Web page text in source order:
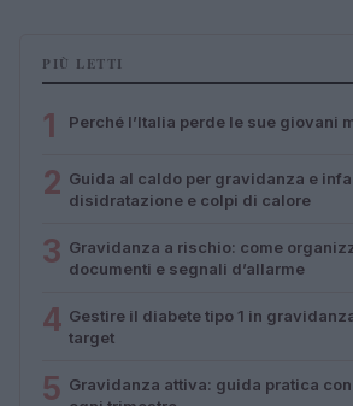
PIÙ LETTI
1 Perché l’Italia perde le sue giovani
2 Guida al caldo per gravidanza e
disidratazione e colpi di calore
3 Gravidanza a rischio: come
documenti e segnali d’allarme
4 Gestire il diabete tipo 1 in
target
5 Gravidanza attiva: guida pratica